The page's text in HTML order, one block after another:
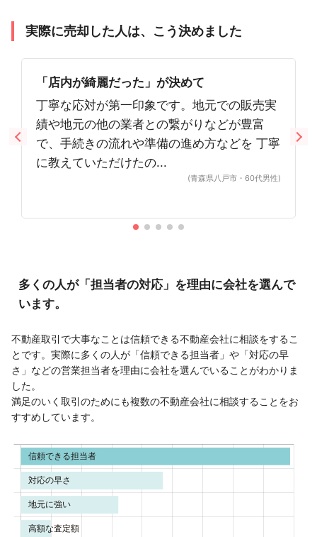
実際に売却した人は、こう決めました
「店内が綺麗だった」が決めて
丁寧な応対が第一印象です。地元での販売実
績や地元の他の業者との繋がりなどが豊富
で、手続きの流れや準備の進め方などを 丁寧
に教えていただけたの...
(青森県八戸市・60代男性)
多くの人が「担当者の対応」を理由に会社を選んで
います。
不動産取引で大事なことは信頼できる不動産会社に相談をするこ
とです。実際に多くの人が「信頼できる担当者」や「対応の早
さ」などの営業担当者を理由に会社を選んでいることがわかりま
した。
満足のいく取引のためにも複数の不動産会社に相談することをお
すすめしています。